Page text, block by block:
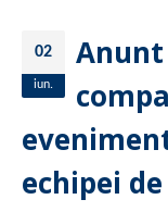
02
iun.
Anunt
echipei